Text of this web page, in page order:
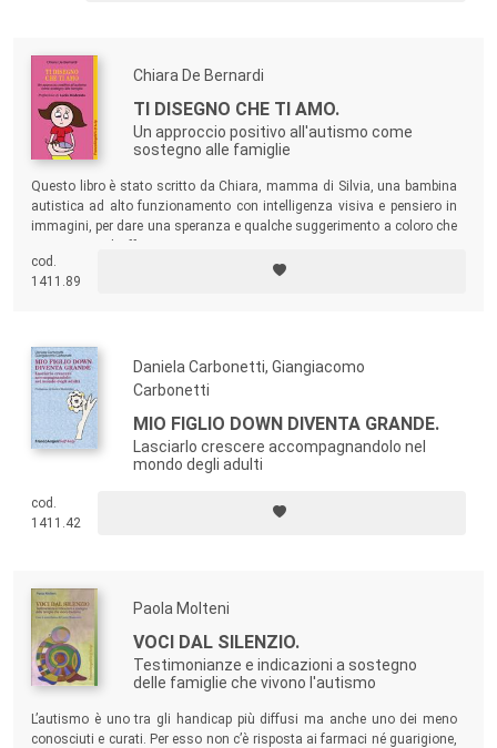
Chiara De Bernardi
TI DISEGNO CHE TI AMO.
Un approccio positivo all'autismo come
sostegno alle famiglie
Questo libro è stato scritto da Chiara, mamma di Silvia, una bambina
autistica ad alto funzionamento con intelligenza visiva e pensiero in
immagini, per dare una speranza e qualche suggerimento a coloro che
esempi pratici e un pizzico di ironia l’autrice spiega che la vita con un
autistico ha lati assolutamente positivi, senza negare la drammaticità
cod.
1411.89
Daniela Carbonetti, Giangiacomo
Carbonetti
MIO FIGLIO DOWN DIVENTA GRANDE.
Lasciarlo crescere accompagnandolo nel
mondo degli adulti
cod.
1411.42
Paola Molteni
VOCI DAL SILENZIO.
Testimonianze e indicazioni a sostegno
delle famiglie che vivono l'autismo
L’autismo è uno tra gli handicap più diffusi ma anche uno dei meno
conosciuti e curati. Per esso non c’è risposta ai farmaci né guarigione,